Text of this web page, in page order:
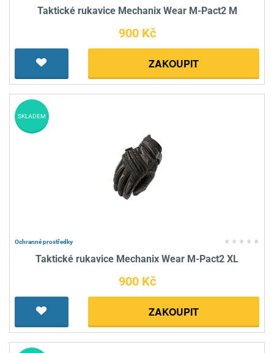
Taktické rukavice Mechanix Wear M-Pact2 M
900 Kč
ZAKOUPIT
Ochranné prostředky
Taktické rukavice Mechanix Wear M-Pact2 XL
900 Kč
ZAKOUPIT
SKLADEM